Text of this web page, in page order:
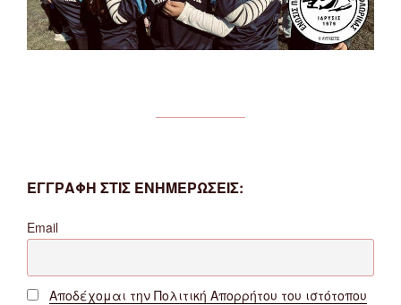
ΕΓΓΡΑΦΗ ΣΤΙΣ ΕΝΗΜΕΡΩΣΕΙΣ:
Email
Αποδέχομαι την Πολιτική Απορρήτου του ιστότοπου